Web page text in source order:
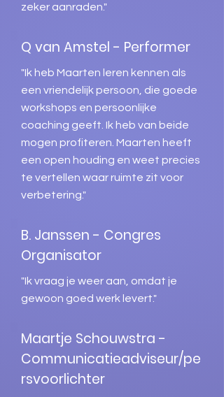
zeker aanraden."
Q van Amstel - Performer
"Ik heb Maarten leren kennen als
een vriendelijk persoon, die goede
workshops en persoonlijke
coaching geeft. Ik heb van beide
mogen profiteren. Maarten heeft
een open houding en weet precies
te vertellen waar ruimte zit voor
verbetering."
B. Janssen - Congres
Organisator
"Ik vraag je weer aan, omdat je
gewoon goed werk levert."
Maartje Schouwstra -
Communicatieadviseur/pe
rsvoorlichter